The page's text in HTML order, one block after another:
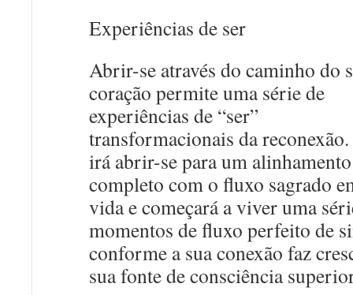
Experiências de ser
Abrir-se através do caminho do
coração permite uma série de
experiências de “ser”
transformacionais da
irá abrir-se para um alinhamento
completo com o fluxo sagrado
vida e começará a viver uma
momentos de fluxo perfeito de
conforme a sua conexão faz
sua fonte de consciência